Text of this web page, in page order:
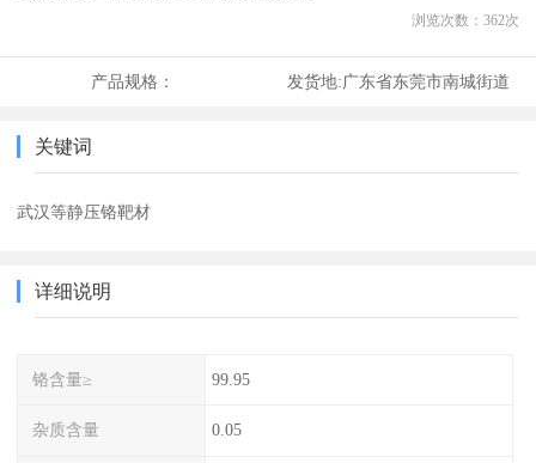
浏览次数： 362次
产品规格： 发货地:广东省东莞市南城街道
关键词
武汉等静压铬靶材
详细说明
铬含量≥ 99.95
杂质含量 0.05